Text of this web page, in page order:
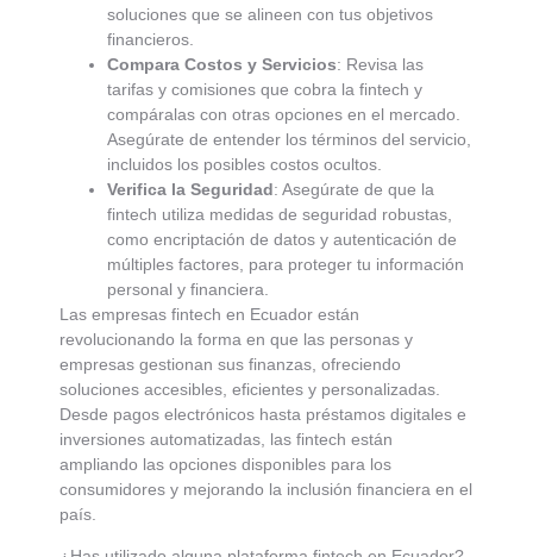
soluciones que se alineen con tus objetivos
financieros.
Compara Costos y Servicios: Revisa las
tarifas y comisiones que cobra la fintech y
compáralas con otras opciones en el mercado.
Asegúrate de entender los términos del servicio,
incluidos los posibles costos ocultos.
Verifica la Seguridad: Asegúrate de que la
fintech utiliza medidas de seguridad robustas,
como encriptación de datos y autenticación de
múltiples factores, para proteger tu información
personal y financiera.
Las empresas fintech en Ecuador están
revolucionando la forma en que las personas y
empresas gestionan sus finanzas, ofreciendo
soluciones accesibles, eficientes y personalizadas.
Desde pagos electrónicos hasta préstamos digitales e
inversiones automatizadas, las fintech están
ampliando las opciones disponibles para los
consumidores y mejorando la inclusión financiera en el
país.